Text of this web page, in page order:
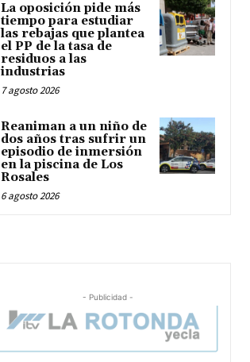
La oposición pide más
tiempo para estudiar
las rebajas que plantea
el PP de la tasa de
residuos a las
industrias
7 agosto 2026
Reaniman a un niño de
dos años tras sufrir un
episodio de inmersión
en la piscina de Los
Rosales
6 agosto 2026
- Publicidad -